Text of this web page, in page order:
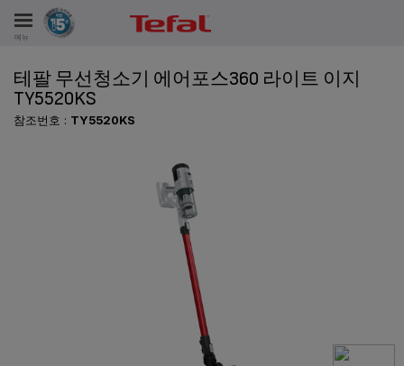
메뉴
테팔 무선청소기 에어포스360 라이트 이지
TY5520KS
참조번호 : TY5520KS